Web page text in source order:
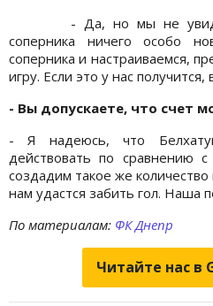
- Да, но мы не
соперника ничего особо
соперника и настраиваемся,
игру. Если это у нас
- Вы допускаете, что счет
- Я надеюсь, что
действовать по сравнению
создадим такое же
нам удастся забить гол. Наша
По материалам: ФК Днепр
Читайте нас в